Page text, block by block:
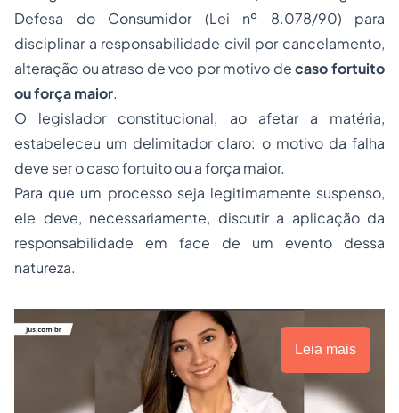
Defesa do Consumidor (Lei nº 8.078/90) para
disciplinar a responsabilidade civil por cancelamento,
alteração ou atraso de voo por motivo decaso fortuito
ou força maior.
O legislador constitucional, ao afetar a matéria,
estabeleceu um delimitador claro: o motivo da falha
deve ser o caso fortuito ou a força maior.
Para que um processo seja legitimamente suspenso,
ele deve, necessariamente, discutir a aplicação da
responsabilidade em face de um evento dessa
natureza.
Leia mais